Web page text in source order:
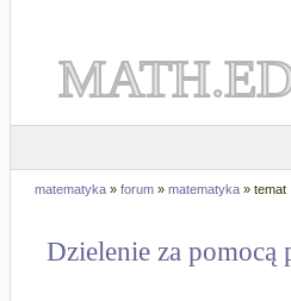
matematyka » forum » matematyka » temat
Dzielenie za pomocą